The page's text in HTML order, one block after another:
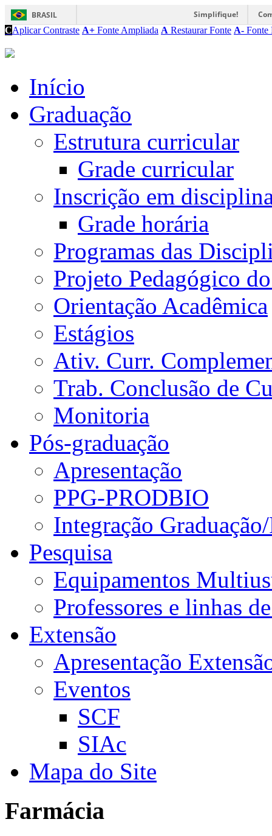
BRASIL Simplifique!
CAplicar Contraste A+ Fonte Ampliada A Restaurar Fonte A- Fonte
Início
Graduação
Estrutura curricular
Grade curricular
Inscrição em
Grade horária
Programas das
Projeto Pedagógico
Orientação Acadêmica
Estágios
Ativ. Curr.
Trab. Conclusão de
Monitoria
Pós-graduação
Apresentação
PPG-PRODBIO
Integração
Pesquisa
Equipamentos
Professores e linhas
Extensão
Apresentação
Eventos
SCF
SIAc
Mapa do Site
Farmácia